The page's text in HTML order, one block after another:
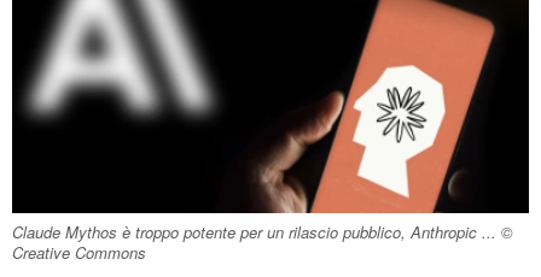
Claude Mythos è troppo potente per un rilascio pubblico, Anthropic ... ©
Creative Commons